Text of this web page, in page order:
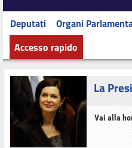
Deputati Organi
Accesso rapido
La
Vai alla